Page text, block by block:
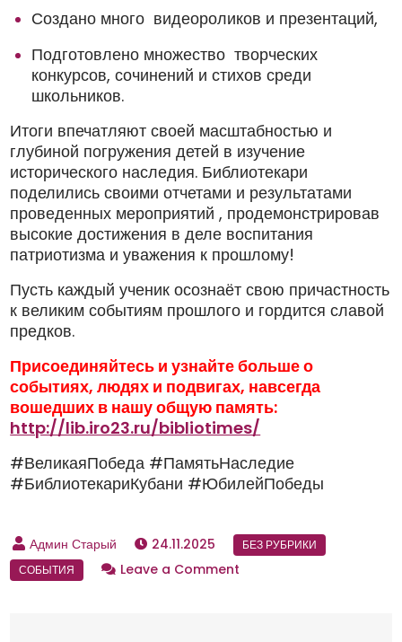
Создано много видеороликов и презентаций,
Подготовлено множество творческих
конкурсов, сочинений и стихов среди
школьников.
Итоги впечатляют своей масштабностью и
глубиной погружения детей в изучение
исторического наследия. Библиотекари
поделились своими отчетами и результатами
проведенных мероприятий , продемонстрировав
высокие достижения в деле воспитания
патриотизма и уважения к прошлому!
Пусть каждый ученик осознаёт свою причастность
к великим событиям прошлого и гордится славой
предков.
Присоединяйтесь и узнайте больше о
событиях, людях и подвигах, навсегда
вошедших в нашу общую память:
http://lib.iro23.ru/bibliotimes/
#ВеликаяПобеда #ПамятьНаследие
#БиблиотекариКубани #ЮбилейПобеды
24.11.2025
Leave a Comment